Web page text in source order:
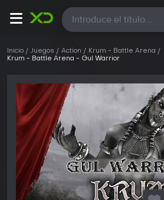
Todas
Inicio Juegos Action
Krum - Battle Arena
Krum - Battle Arena - Gul Warrior